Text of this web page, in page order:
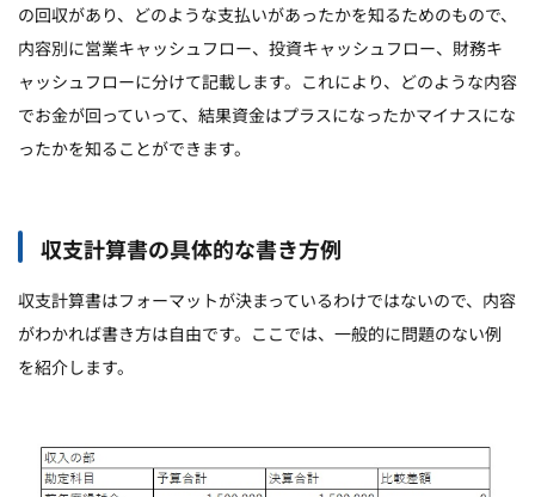
の回収があり、どのような支払いがあったかを知るためのもので、
内容別に営業キャッシュフロー、投資キャッシュフロー、財務キ
ャッシュフローに分けて記載します。これにより、どのような内容
でお金が回っていって、結果資金はプラスになったかマイナスにな
ったかを知ることができます。
収支計算書の具体的な書き方例
収支計算書はフォーマットが決まっているわけではないので、内容
がわかれば書き方は自由です。ここでは、一般的に問題のない例
を紹介します。